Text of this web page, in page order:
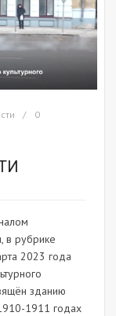
0
в рубрике
2023 года
зданию
1911 годах